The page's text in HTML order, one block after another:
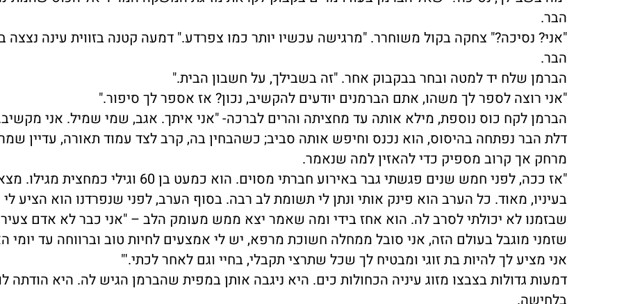
הבר.
"אני? נסיכה?" צחקה בקול משוחרר. "מרגישה עכשיו יותר כמו צפרדע." דמעה קטנה בזווית עינה נצצה
הבר.
הברמן שלח יד למטה ובחר בבקבוק אחר. "זה בשבילך, על חשבון הבית."
"אני רוצה לספר לך משהו, אתם הברמנים יודעים להקשיב, נכון? אז אספר לך סיפור."
הברמן לקח כוס נוספת, מילא אותה עד מחציתה והרים לברכה- "אני איתך. אגב, שמי שמיל. אני
דלת הבר נפתחה בהיסוס, הוא נכנס וחיפש אותה סביב; כשהבחין בה, קרב לצד עמוד תאורה, עדיין
מרחק אך קרוב מספיק כדי להאזין למה שנאמר.
"אז ככה, לפני חמש שנים פגשתי גבר באירוע חברתי מסוים. הוא כמעט בן 60 וגילי
בעיניו, מאוד. כל הערב הוא פינק אותי ונתן לי תשומת לב רבה. בסוף הערב, לפני שנפרדנו הוא הציע
שבזמנו לא יכולתי לסרב לה. הוא אחז בידי ומה שאמר יצא ממש מעומק הלב – "אני כבר לא אדם צעיר
שזמני מוגבל בעולם הזה, אני סובל ממחלה חשוכת מרפא, יש לי אמצעים לחיות טוב וברווחה עד יומי
אני מציע לך להיות בת זוגי ומבטיח לך שכל שתרצי תקבלי, בחיי וגם לאחר לכתי.'"
דמעות גדולות בצבצו מזוג עיניה הכחולות כים. היא ניגבה אותן במפית שהברמן הגיש לה. היא הודתה